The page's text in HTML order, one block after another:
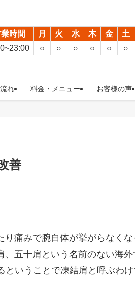
れ 料金・メニュー お客様の声
時間 月 火 水 木 金
土
○ ○ ○ ○ ○ ○
善
り痛みで腕自体が挙がらなくな
、五十肩という名前のない海外
ということで凍結肩と呼ぶわ